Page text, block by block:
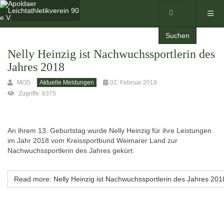
Suchen
Nelly Heinzig ist Nachwuchssportlerin des
Jahres 2018
MOS Aktuelle Meldungen
02. Februar 2019
Zugriffe: 8375
An ihrem 13. Geburtstag wurde Nelly Heinzig für ihre Leistungen
im Jahr 2018 vom Kreissportbund Weimarer Land zur
Nachwuchssportlerin des Jahres gekürt.
Read more: Nelly Heinzig ist Nachwuchssportlerin des Jahres